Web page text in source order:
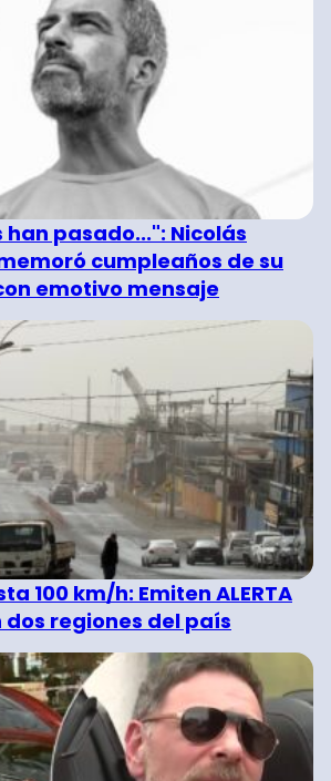
pasado...": Nicolás
cumpleaños de su
emotivo mensaje
100 km/h: Emiten ALERTA
regiones del país